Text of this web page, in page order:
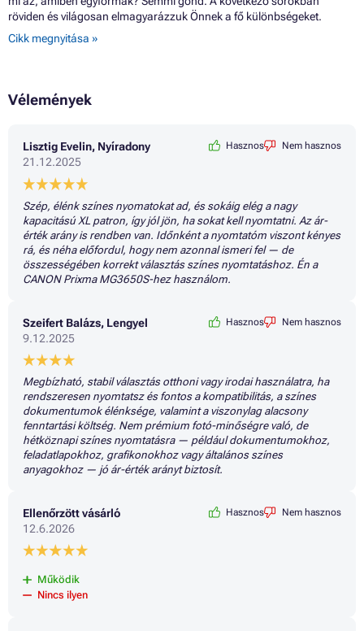
röviden és világosan elmagyarázzuk Önnek a fő különbségeket.
Cikk megnyitása »
Vélemények
Lisztig Evelin, Nyíradony
21.12.2025
Hasznos Nem hasznos
Szép, élénk színes nyomatokat ad, és sokáig elég a nagy
kapacitású XL patron, így jól jön, ha sokat kell nyomtatni. Az ár-
érték arány is rendben van. Időnként a nyomtatóm viszont kényes
rá, és néha előfordul, hogy nem azonnal ismeri fel — de
összességében korrekt választás színes nyomtatáshoz. Én a
CANON Prixma MG3650S-hez használom.
Szeifert Balázs, Lengyel
9.12.2025
Hasznos Nem hasznos
Megbízható, stabil választás otthoni vagy irodai használatra, ha
rendszeresen nyomtatsz és fontos a kompatibilitás, a színes
dokumentumok élénksége, valamint a viszonylag alacsony
fenntartási költség. Nem prémium fotó-minőségre való, de
hétköznapi színes nyomtatásra — például dokumentumokhoz,
feladatlapokhoz, grafikonokhoz vagy általános színes
anyagokhoz — jó ár-érték arányt biztosít.
Ellenőrzött vásárló
12.6.2026
Hasznos Nem hasznos
Működik
Nincs ilyen